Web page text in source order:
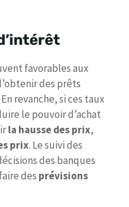
favorables aux
des prêts
revanche, si ces taux
le pouvoir d’achat
la hausse des prix,
prix. Le suivi des
des banques
des prévisions